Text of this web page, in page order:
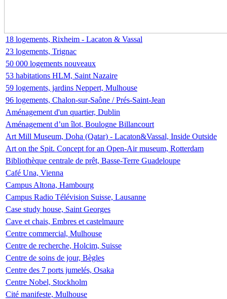
18 logements, Rixheim - Lacaton & Vassal
23 logements, Trignac
50 000 logements nouveaux
53 habitations HLM, Saint Nazaire
59 logements, jardins Neppert, Mulhouse
96 logements, Chalon-sur-Saône / Prés-Saint-Jean
Aménagement d'un quartier, Dublin
Aménagement d’un îlot, Boulogne Billancourt
Art Mill Museum, Doha (Qatar) - Lacaton&Vassal, Inside Outside
Art on the Spit. Concept for an Open-Air museum, Rotterdam
Bibliothèque centrale de prêt, Basse-Terre Guadeloupe
Café Una, Vienna
Campus Altona, Hambourg
Campus Radio Télévision Suisse, Lausanne
Case study house, Saint Georges
Cave et chais, Embres et castelmaure
Centre commercial, Mulhouse
Centre de recherche, Holcim, Suisse
Centre de soins de jour, Bègles
Centre des 7 ports jumelés, Osaka
Centre Nobel, Stockholm
Cité manifeste, Mulhouse